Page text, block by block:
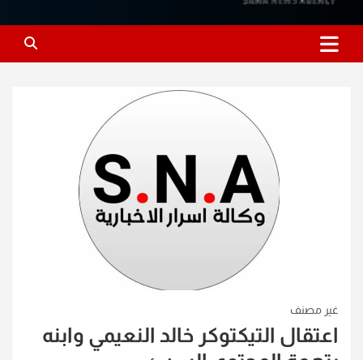
غير مصنف
اعتقال التيكتوكر خالد النعيمي وابنه